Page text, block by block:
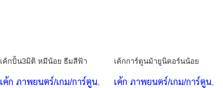
เค้กปั้น3มิติ หมีน้อย ธีมสีฟ้า
เค้ก ภาพยนตร์/เกม/การ์ตูน,
เค้กการ์ตูนม้ายูนิคอร์นน้อย
เค้ก ภาพยนตร์/เกม/การ์ตูน,